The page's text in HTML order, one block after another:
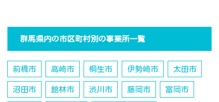
群馬県内の市区町村別の事業所一覧
前橋市 高崎市 桐生市 伊勢崎市 太田市
沼田市 館林市 渋川市 藤岡市 富岡市